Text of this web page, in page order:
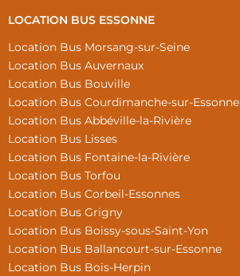
LOCATION BUS ESSONNE
Location Bus Morsang-sur-Seine
Location Bus Auvernaux
Location Bus Bouville
Location Bus Courdimanche-sur-Essonne
Location Bus Abbéville-la-Rivière
Location Bus Lisses
Location Bus Fontaine-la-Rivière
Location Bus Torfou
Location Bus Corbeil-Essonnes
Location Bus Grigny
Location Bus Boissy-sous-Saint-Yon
Location Bus Ballancourt-sur-Essonne
Location Bus Bois-Herpin